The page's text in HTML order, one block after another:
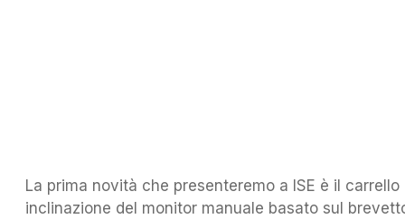
La prima novità che presenteremo a ISE è il
inclinazione del monitor manuale basato sul